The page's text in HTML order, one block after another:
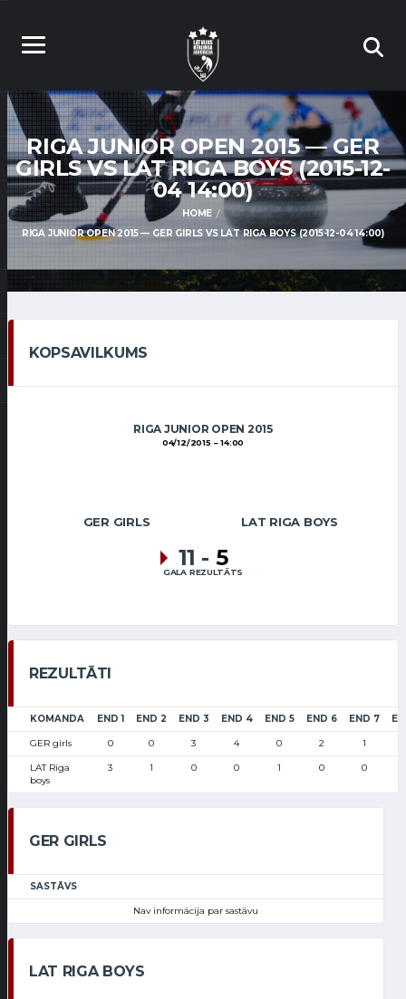
RIGA JUNIOR OPEN 2015 — GER
GIRLS VS LAT RIGA BOYS (2015-12-
04 14:00)
HOME
RIGA JUNIOR OPEN 2015 — GER GIRLS VS LAT RIGA BOYS (2015-12-04 14:00)
KOPSAVILKUMS
RIGA JUNIOR OPEN 2015
04/12/2015 14:00
GER GIRLS LAT RIGA BOYS
11 - 5
GALA REZULTĀTS
REZULTĀTI
KOMANDA END 1 END 2 END 3 END 4 END 5 END 6 END 7
GER girls 0 0 3 4 0 2 1
LAT Riga
boys
3 1 0 0 1 0 0
GER GIRLS
SASTĀVS
Nav informācija par sastāvu
LAT RIGA BOYS